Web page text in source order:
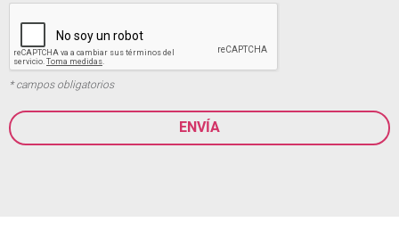
* campos obligatorios